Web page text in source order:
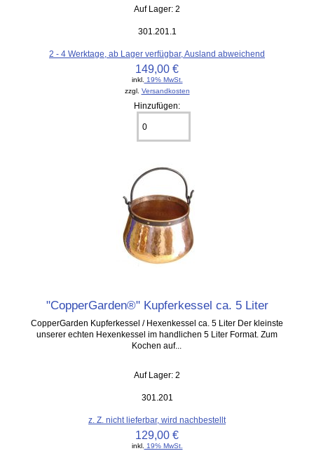
Auf Lager: 2
301.201.1
2 - 4 Werktage, ab Lager verfügbar, Ausland abweichend
149,00 €
inkl. 19% MwSt.
zzgl. Versandkosten
Hinzufügen:
"CopperGarden®" Kupferkessel ca. 5 Liter
CopperGarden Kupferkessel / Hexenkessel ca. 5 Liter Der kleinste
unserer echten Hexenkessel im handlichen 5 Liter Format. Zum
Kochen auf...
Auf Lager: 2
301.201
z. Z. nicht lieferbar, wird nachbestellt
129,00 €
inkl. 19% MwSt.